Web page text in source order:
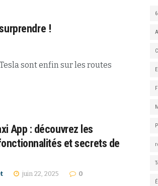
!
sont enfin sur les routes
App : découvrez les
et secrets de
juin 22, 2025 0
6